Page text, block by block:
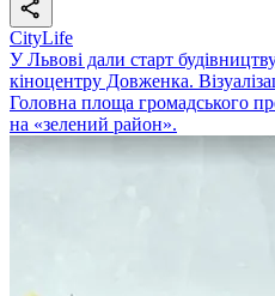
CityLife
У Львові дали старт
кіноцентру Довженка.
Головна площа громадського
на «зелений район».